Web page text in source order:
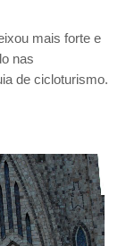
mais forte e
nas
de cicloturismo.